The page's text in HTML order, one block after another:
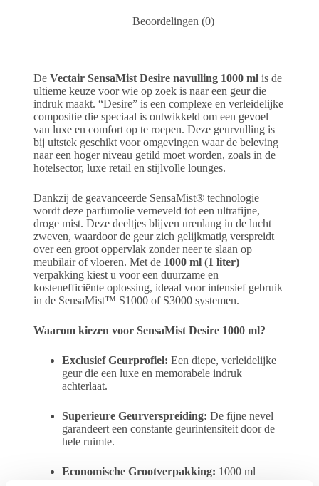
Beoordelingen (0)
De Vectair SensaMist Desire navulling 1000 mlis de
ultieme keuze voor wie op zoek is naar een geur die
indruk maakt. “Desire” is een complexe en verleidelijke
compositie die speciaal is ontwikkeld om een gevoel
van luxe en comfort op te roepen. Deze geurvulling is
bij uitstek geschikt voor omgevingen waar de beleving
naar een hoger niveau getild moet worden, zoals in de
hotelsector, luxe retail en stijlvolle lounges.
Dankzij de geavanceerde SensaMist® technologie
wordt deze parfumolie verneveld tot een ultrafijne,
droge mist. Deze deeltjes blijven urenlang in de lucht
zweven, waardoor de geur zich gelijkmatig verspreidt
over een groot oppervlak zonder neer te slaan op
meubilair of vloeren. Met de 1000 ml (1 liter)
verpakking kiest u voor een duurzame en
kostenefficiënte oplossing, ideaal voor intensief gebruik
in de SensaMist™ S1000 of S3000 systemen.
Waarom kiezen voor SensaMist Desire 1000 ml?
Exclusief Geurprofiel: Een diepe, verleidelijke
geur die een luxe en memorabele indruk
achterlaat.
Superieure Geurverspreiding: De fijne nevel
garandeert een constante geurintensiteit door de
hele ruimte.
Economische Grootverpakking: 1000 ml